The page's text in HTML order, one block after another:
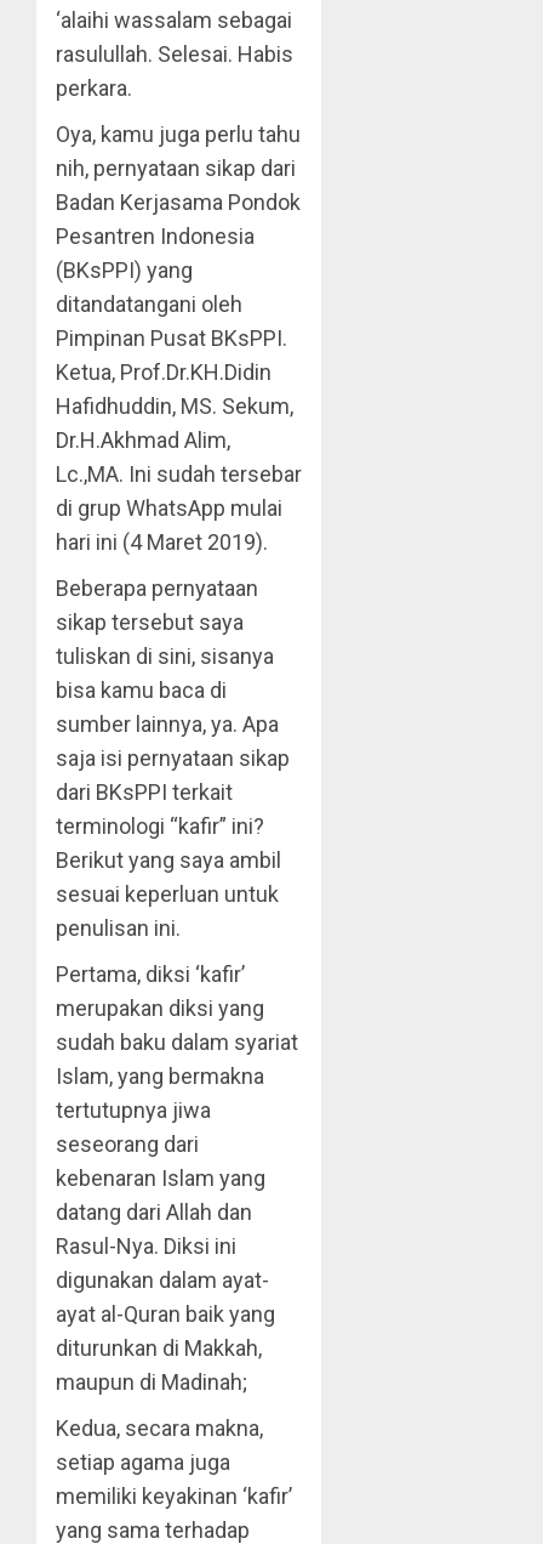
‘alaihi wassalam sebagai
rasulullah. Selesai. Habis
perkara.
Oya, kamu juga perlu tahu
nih, pernyataan sikap dari
Badan Kerjasama Pondok
Pesantren Indonesia
(BKsPPI) yang
ditandatangani oleh
Pimpinan Pusat BKsPPI.
Ketua, Prof.Dr.KH.Didin
Hafidhuddin, MS. Sekum,
Dr.H.Akhmad Alim,
Lc.,MA. Ini sudah tersebar
di grup WhatsApp mulai
hari ini (4 Maret 2019).
Beberapa pernyataan
sikap tersebut saya
tuliskan di sini, sisanya
bisa kamu baca di
sumber lainnya, ya. Apa
saja isi pernyataan sikap
dari BKsPPI terkait
terminologi “kafir” ini?
Berikut yang saya ambil
sesuai keperluan untuk
penulisan ini.
Pertama, diksi ‘kafir’
merupakan diksi yang
sudah baku dalam syariat
Islam, yang bermakna
tertutupnya jiwa
seseorang dari
kebenaran Islam yang
datang dari Allah dan
Rasul-Nya. Diksi ini
digunakan dalam ayat-
ayat al-Quran baik yang
diturunkan di Makkah,
maupun di Madinah;
Kedua, secara makna,
setiap agama juga
memiliki keyakinan ‘kafir’
yang sama terhadap